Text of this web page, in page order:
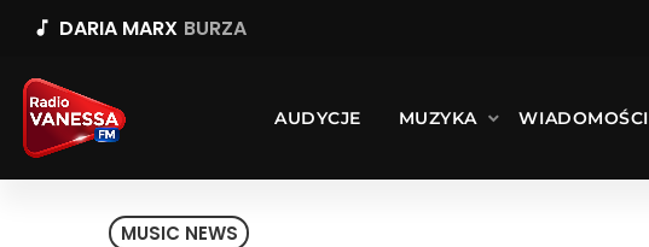
music_note DARIA MARX BURZA
AUDYCJE MUZYKA WIADOMOŚCI
MUSIC NEWS